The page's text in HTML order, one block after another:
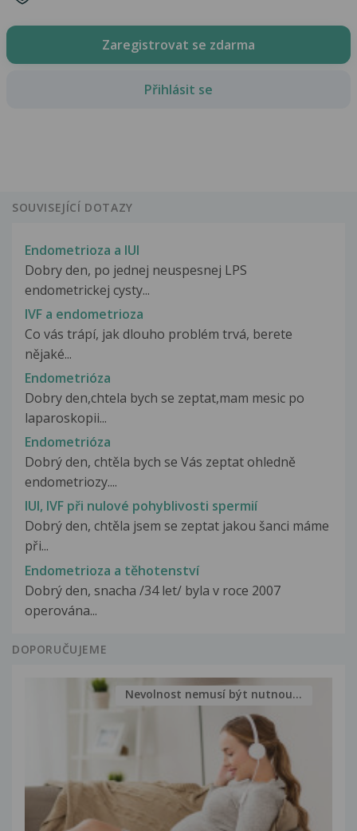
Zaregistrovat se zdarma
Přihlásit se
SOUVISEJÍCÍ DOTAZY
Endometrioza a IUI
Dobry den, po jednej neuspesnej LPS
endometrickej cysty...
IVF a endometrioza
Co vás trápí, jak dlouho problém trvá, berete
nějaké...
Endometrióza
Dobry den,chtela bych se zeptat,mam mesic po
laparoskopii...
Endometrióza
Dobrý den, chtěla bych se Vás zeptat ohledně
endometriozy....
IUI, IVF při nulové pohyblivosti spermií
Dobrý den, chtěla jsem se zeptat jakou šanci máme
při...
Endometrioza a těhotenství
Dobrý den, snacha /34 let/ byla v roce 2007
operována...
DOPORUČUJEME
Nevolnost nemusí být nutnou...